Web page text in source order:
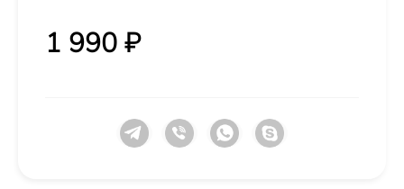
1 990 ₽